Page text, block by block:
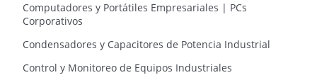
Computadores y Portátiles Empresariales | PCs
Corporativos
Condensadores y Capacitores de Potencia Industrial
Control y Monitoreo de Equipos Industriales